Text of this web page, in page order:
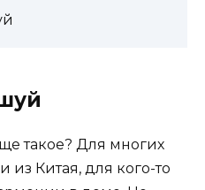
такое? Для многих
из Китая, для кого-то